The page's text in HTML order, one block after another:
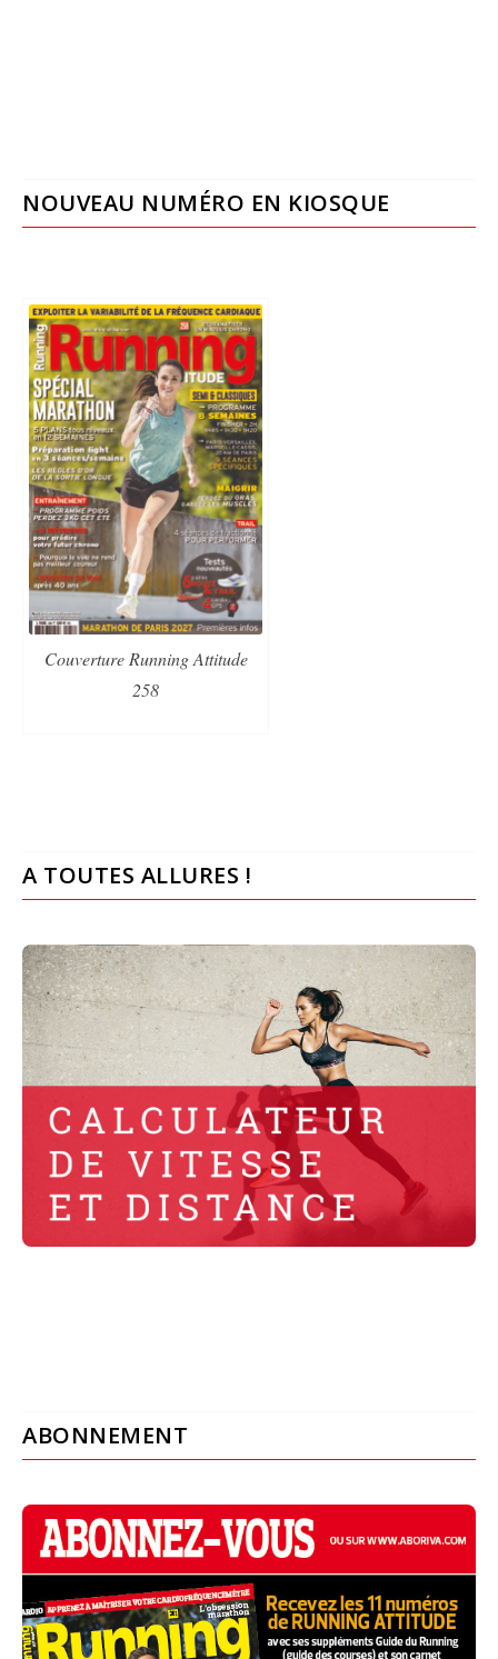
NOUVEAU NUMÉRO EN KIOSQUE
Couverture Running Attitude
258
A TOUTES ALLURES !
ABONNEMENT